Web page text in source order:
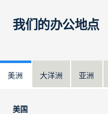
我们的办公地点
美洲 大洋洲 亚洲
美国